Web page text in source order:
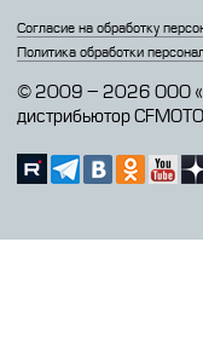
Согласие на обработку
Политика обработки
© 2009 – 2026 ООО
дистрибьютор